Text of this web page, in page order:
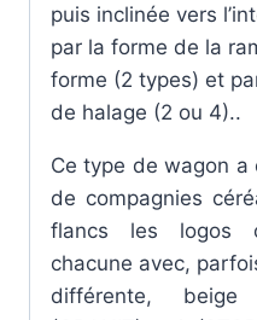
puis inclinée vers
par la forme de la
forme (2 types) et
de halage (2 ou 4)..
Ce type de wagon
de compagnies
flancs les logos
chacune avec,
différente,